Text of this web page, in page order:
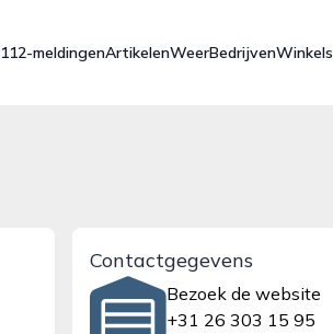
112-meldingenArtikelenWeerBedrijvenWinkels
Contactgegevens
Bezoek de website
+31 26 303 15 95